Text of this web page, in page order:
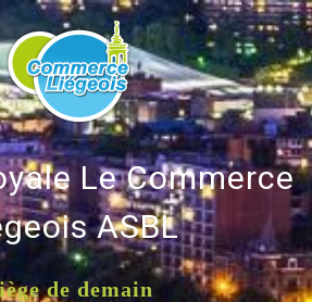
Le Commerce
ASBL
de demain